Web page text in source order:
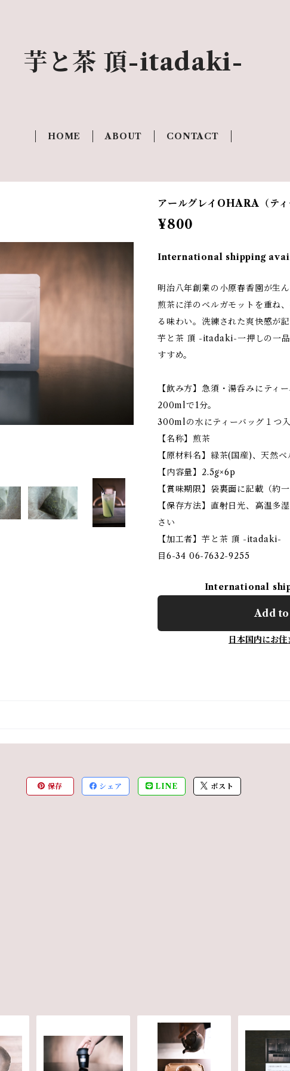
芋と茶 頂-itadaki-
HOME ABOUT CONTACT
アールグレイOHARA（ティ
¥800
International shipping
明治八年創業の小原春香園が生
煎茶に洋のベルガモットを重ね
る味わい。洗練された爽快感が
芋と茶 頂 -itadaki-一押しの一
すすめ。
【飲み方】急須・湯呑みにティ
200mlで1分。
300mlの水にティーバッグ１つ入
【名称】煎茶
【原材料名】緑茶(国産)、天然
【内容量】2.5g×6p
【賞味期限】袋裏面に記載（約一
【保存方法】直射日光、高温多
さい
【加工者】芋と茶 頂 -itadaki-
目6-34 06-7632-9255
International
Add
日本国内にお
保存 シェア LINE ポスト